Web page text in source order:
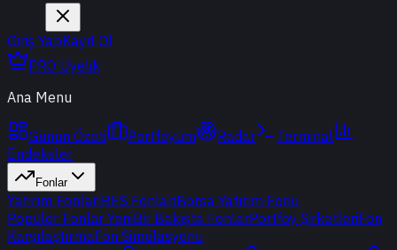
Giriş YapKayıt Ol
PRO Üyelik
Ana Menu
Günün Özeti Portföyüm Radar
Terminal
Endeksler
Fonlar
Yatırım FonlarıBES FonlarıBorsa Yatırım Fonu
Popüler Fonlar YeniBir Bakışta FonlarPortföy ŞirketleriFon
KarşılaştırmaFon Simülasyonu